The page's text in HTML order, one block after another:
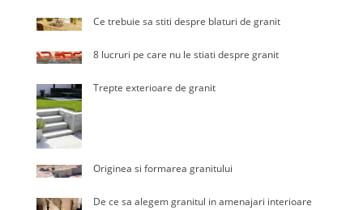
Ce trebuie sa stiti despre blaturi de granit
8 lucruri pe care nu le stiati despre granit
Trepte exterioare de granit
Originea si formarea granitului
De ce sa alegem granitul in amenajari interioare